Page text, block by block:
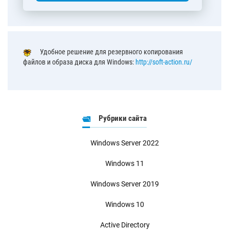
Удобное решение для резервного копирования
файлов и образа диска для Windows: http://soft-action.ru/
Рубрики сайта
Windows Server 2022
Windows 11
Windows Server 2019
Windows 10
Active Directory